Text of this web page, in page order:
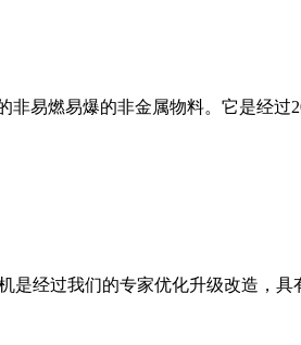
易燃易爆的非金属物料。它是经过
是经过我们的专家优化升级改造，具